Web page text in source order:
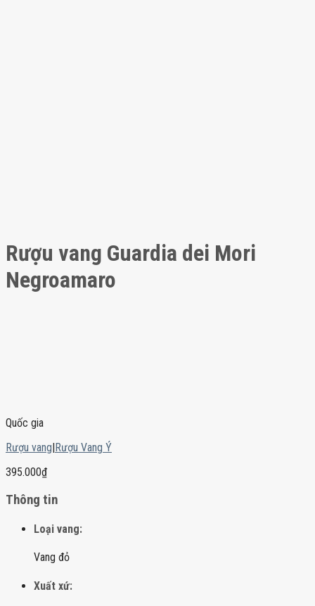
Rượu vang Guardia dei Mori
Negroamaro
Quốc gia
Rượu vang|Rượu Vang Ý
395.000₫
Thông tin
Loại vang:
Vang đỏ
Xuất xứ: